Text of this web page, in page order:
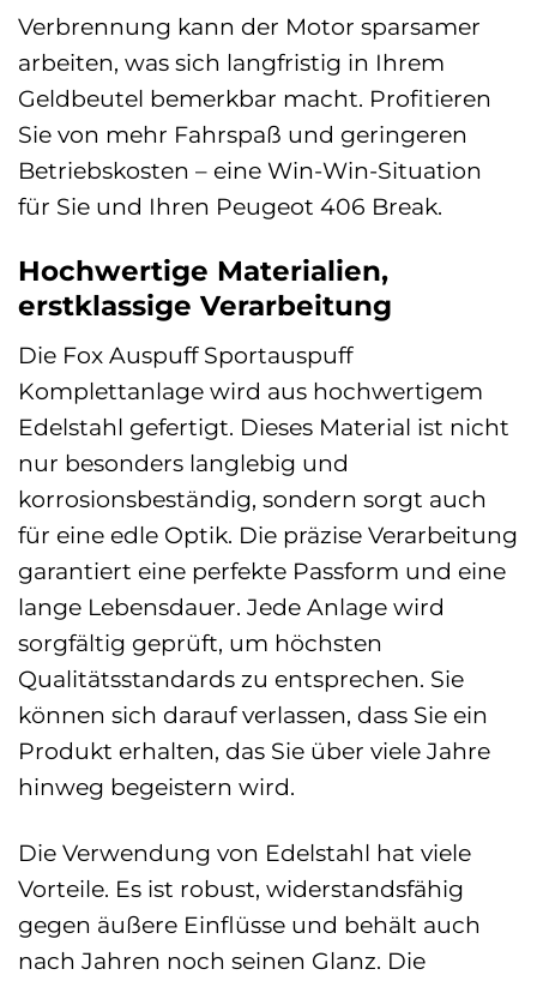
Verbrennung kann der Motor sparsamer
arbeiten, was sich langfristig in Ihrem
Geldbeutel bemerkbar macht. Profitieren
Sie von mehr Fahrspaß und geringeren
Betriebskosten – eine Win-Win-Situation
für Sie und Ihren Peugeot 406 Break.
Hochwertige Materialien,
erstklassige Verarbeitung
Die Fox Auspuff Sportauspuff
Komplettanlage wird aus hochwertigem
Edelstahl gefertigt. Dieses Material ist nicht
nur besonders langlebig und
korrosionsbeständig, sondern sorgt auch
für eine edle Optik. Die präzise Verarbeitung
garantiert eine perfekte Passform und eine
lange Lebensdauer. Jede Anlage wird
sorgfältig geprüft, um höchsten
Qualitätsstandards zu entsprechen. Sie
können sich darauf verlassen, dass Sie ein
Produkt erhalten, das Sie über viele Jahre
hinweg begeistern wird.
Die Verwendung von Edelstahl hat viele
Vorteile. Es ist robust, widerstandsfähig
gegen äußere Einflüsse und behält auch
nach Jahren noch seinen Glanz. Die